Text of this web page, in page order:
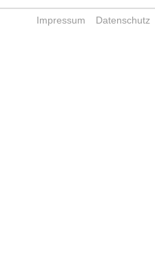
Impressum Datenschutz